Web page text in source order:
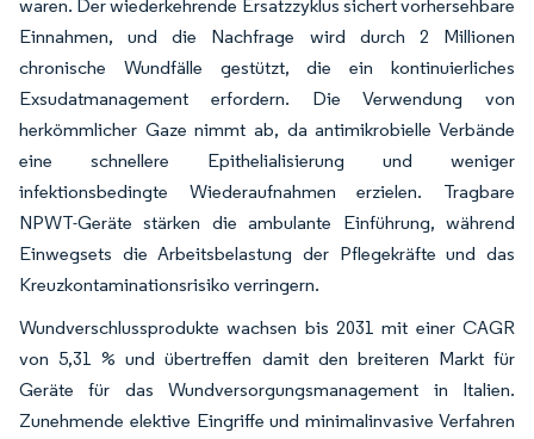
waren. Der wiederkehrende Ersatzzyklus sichert vorhersehbare
Einnahmen, und die Nachfrage wird durch 2 Millionen
chronische Wundfälle gestützt, die ein kontinuierliches
Exsudatmanagement erfordern. Die Verwendung von
herkömmlicher Gaze nimmt ab, da antimikrobielle Verbände
eine schnellere Epithelialisierung und weniger
infektionsbedingte Wiederaufnahmen erzielen. Tragbare
NPWT-Geräte stärken die ambulante Einführung, während
Einwegsets die Arbeitsbelastung der Pflegekräfte und das
Kreuzkontaminationsrisiko verringern.
Wundverschlussprodukte wachsen bis 2031 mit einer CAGR
von 5,31 % und übertreffen damit den breiteren Markt für
Geräte für das Wundversorgungsmanagement in Italien.
Zunehmende elektive Eingriffe und minimalinvasive Verfahren